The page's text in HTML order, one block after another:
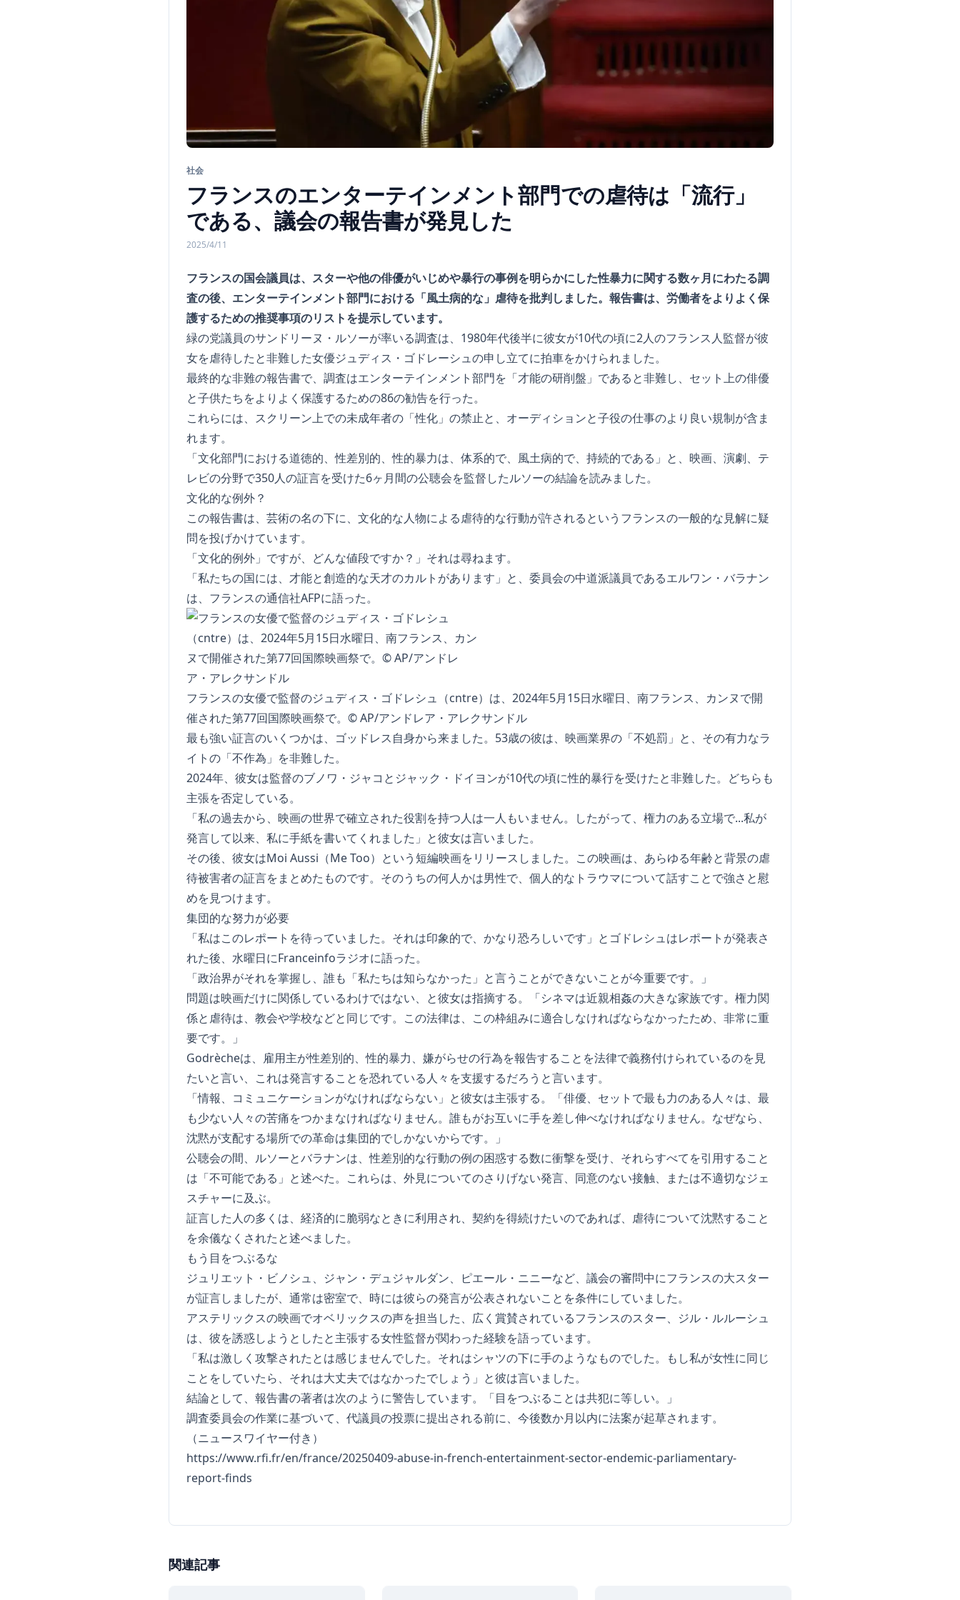
社会
フランスのエンターテインメント部門での虐待は「流行」
である、議会の報告書が発見した
2025/4/11
フランスの国会議員は、スターや他の俳優がいじめや暴行の事例を明らかにした性暴力に関する数ヶ月にわたる調
査の後、エンターテインメント部門における「風土病的な」虐待を批判しました。報告書は、労働者をよりよく保
護するための推奨事項のリストを提示しています。
緑の党議員のサンドリーヌ・ルソーが率いる調査は、1980年代後半に彼女が10代の頃に2人のフランス人監督が彼
女を虐待したと非難した女優ジュディス・ゴドレーシュの申し立てに拍車をかけられました。
最終的な非難の報告書で、調査はエンターテインメント部門を「才能の研削盤」であると非難し、セット上の俳優
と子供たちをよりよく保護するための86の勧告を行った。
これらには、スクリーン上での未成年者の「性化」の禁止と、オーディションと子役の仕事のより良い規制が含ま
れます。
「文化部門における道徳的、性差別的、性的暴力は、体系的で、風土病的で、持続的である」と、映画、演劇、テ
レビの分野で350人の証言を受けた6ヶ月間の公聴会を監督したルソーの結論を読みました。
文化的な例外？
この報告書は、芸術の名の下に、文化的な人物による虐待的な行動が許されるというフランスの一般的な見解に疑
問を投げかけています。
「文化的例外」ですが、どんな値段ですか？」それは尋ねます。
「私たちの国には、才能と創造的な天才のカルトがあります」と、委員会の中道派議員であるエルワン・バラナン
は、フランスの通信社AFPに語った。
フランスの女優で監督のジュディス・ゴドレシュ（cntre）は、2024年5月15日水曜日、南フランス、カンヌで開
催された第77回国際映画祭で。© AP/アンドレア・アレクサンドル
最も強い証言のいくつかは、ゴッドレス自身から来ました。53歳の彼は、映画業界の「不処罰」と、その有力なラ
イトの「不作為」を非難した。
2024年、彼女は監督のブノワ・ジャコとジャック・ドイヨンが10代の頃に性的暴行を受けたと非難した。どちらも
主張を否定している。
「私の過去から、映画の世界で確立された役割を持つ人は一人もいません。したがって、権力のある立場で...私が
発言して以来、私に手紙を書いてくれました」と彼女は言いました。
その後、彼女はMoi Aussi（Me Too）という短編映画をリリースしました。この映画は、あらゆる年齢と背景の虐
待被害者の証言をまとめたものです。そのうちの何人かは男性で、個人的なトラウマについて話すことで強さと慰
めを見つけます。
集団的な努力が必要
「私はこのレポートを待っていました。それは印象的で、かなり恐ろしいです」とゴドレシュはレポートが発表さ
れた後、水曜日にFranceinfoラジオに語った。
「政治界がそれを掌握し、誰も「私たちは知らなかった」と言うことができないことが今重要です。」
問題は映画だけに関係しているわけではない、と彼女は指摘する。「シネマは近親相姦の大きな家族です。権力関
係と虐待は、教会や学校などと同じです。この法律は、この枠組みに適合しなければならなかったため、非常に重
要です。」
Godrècheは、雇用主が性差別的、性的暴力、嫌がらせの行為を報告することを法律で義務付けられているのを見
たいと言い、これは発言することを恐れている人々を支援するだろうと言います。
「情報、コミュニケーションがなければならない」と彼女は主張する。「俳優、セットで最も力のある人々は、最
も少ない人々の苦痛をつかまなければなりません。誰もがお互いに手を差し伸べなければなりません。なぜなら、
沈黙が支配する場所での革命は集団的でしかないからです。」
公聴会の間、ルソーとバラナンは、性差別的な行動の例の困惑する数に衝撃を受け、それらすべてを引用すること
は「不可能である」と述べた。これらは、外見についてのさりげない発言、同意のない接触、または不適切なジェ
スチャーに及ぶ。
証言した人の多くは、経済的に脆弱なときに利用され、契約を得続けたいのであれば、虐待について沈黙すること
を余儀なくされたと述べました。
もう目をつぶるな
ジュリエット・ビノシュ、ジャン・デュジャルダン、ピエール・ニニーなど、議会の審問中にフランスの大スター
が証言しましたが、通常は密室で、時には彼らの発言が公表されないことを条件にしていました。
アステリックスの映画でオベリックスの声を担当した、広く賞賛されているフランスのスター、ジル・ルルーシュ
は、彼を誘惑しようとしたと主張する女性監督が関わった経験を語っています。
「私は激しく攻撃されたとは感じませんでした。それはシャツの下に手のようなものでした。もし私が女性に同じ
ことをしていたら、それは大丈夫ではなかったでしょう」と彼は言いました。
結論として、報告書の著者は次のように警告しています。「目をつぶることは共犯に等しい。」
調査委員会の作業に基づいて、代議員の投票に提出される前に、今後数か月以内に法案が起草されます。
（ニュースワイヤー付き）
https://www.rfi.fr/en/france/20250409-abuse-in-french-entertainment-sector-endemic-parliamentary-
report-finds
関連記事